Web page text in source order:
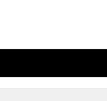
δημοτικών εκλογών